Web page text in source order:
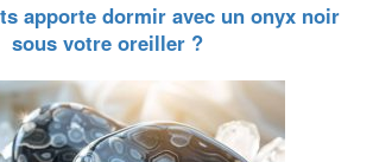
apporte dormir avec un onyx noir
sous votre oreiller ?